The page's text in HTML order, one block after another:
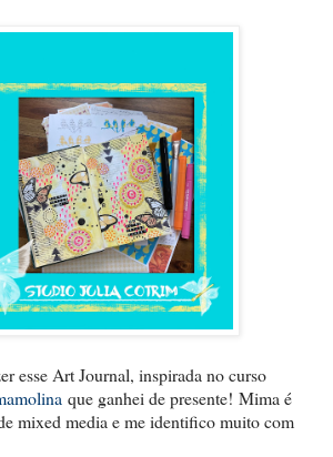
esse Art Journal, inspirada no curso
que ganhei de presente! Mima é
mixed media e me identifico muito com